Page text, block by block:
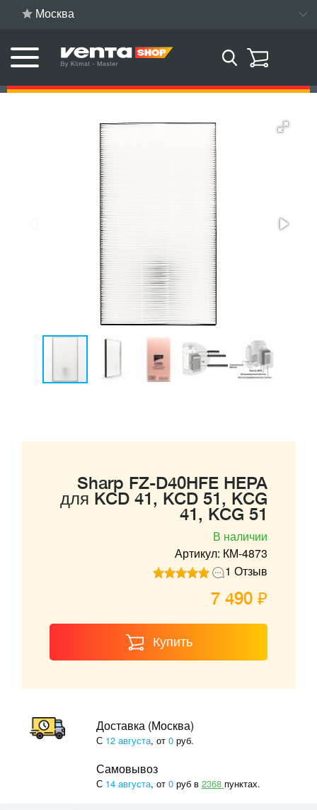
Москва
Sharp FZ-D40HFE HEPA
для KCD 41, KCD 51, KCG
41, KCG 51
В наличии
Артикул: КМ-4873
1 Отзыв
7 490 ₽
Купить
Доставка (Москва)
С 12 августа, от 0руб.
Самовывоз
С 14 августа, от 0руб в 2368 пунктах.